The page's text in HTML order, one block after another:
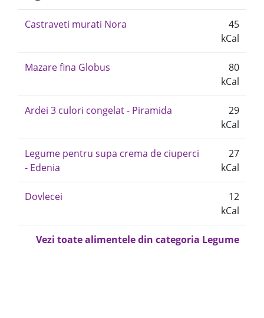
Castraveti murati Nora
45
kCal
Mazare fina Globus
80
kCal
Ardei 3 culori congelat - Piramida
29
kCal
Legume pentru supa crema de ciuperci
- Edenia
27
kCal
Dovlecei
12
kCal
Vezi toate alimentele din categoria Legume